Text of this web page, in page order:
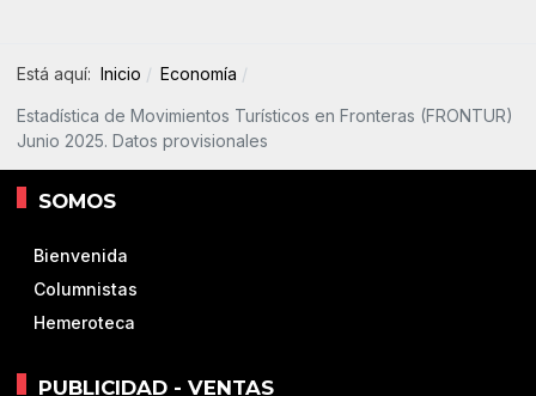
Está aquí: Inicio Economía
Estadística de Movimientos Turísticos en Fronteras (FRONTUR)
Junio 2025. Datos provisionales
SOMOS
Bienvenida
Columnistas
Hemeroteca
PUBLICIDAD - VENTAS